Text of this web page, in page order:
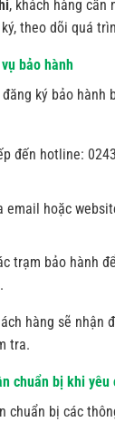
, khách hàng cần
theo dõi quá
bảo hành
ký bảo hành
đến hotline:
email hoặc
trạm bảo hành
hàng sẽ nhận
tra.
chuẩn bị khi yêu
chuẩn bị các